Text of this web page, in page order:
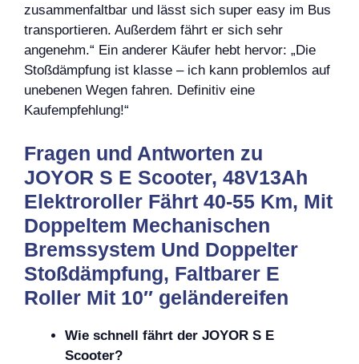
zusammenfaltbar und lässt sich super easy im Bus
transportieren. Außerdem fährt er sich sehr
angenehm.“ Ein anderer Käufer hebt hervor: „Die
Stoßdämpfung ist klasse – ich kann problemlos auf
unebenen Wegen fahren. Definitiv eine
Kaufempfehlung!“
Fragen und Antworten zu
JOYOR S E Scooter, 48V13Ah
Elektroroller Fährt 40-55 Km, Mit
Doppeltem Mechanischen
Bremssystem Und Doppelter
Stoßdämpfung, Faltbarer E
Roller Mit 10″ geländereifen
Wie schnell fährt der JOYOR S E
Scooter?